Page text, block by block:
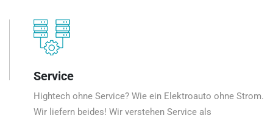
Service
Hightech ohne Service? Wie ein Elektroauto ohne Strom.
Wir liefern beides! Wir verstehen Service als